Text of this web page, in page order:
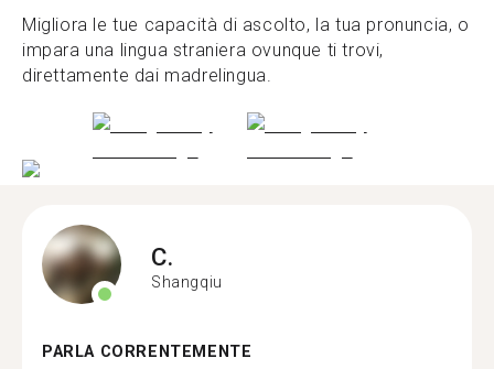
Migliora le tue capacità di ascolto, la tua pronuncia, o
impara una lingua straniera ovunque ti trovi,
direttamente dai madrelingua.
C.
Shangqiu
PARLA CORRENTEMENTE